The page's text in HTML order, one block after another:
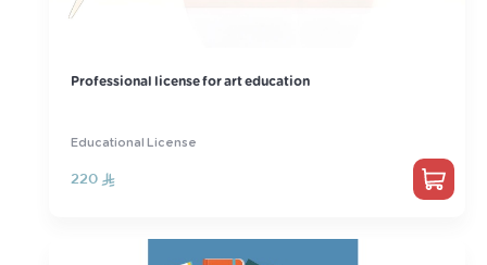
Professional license for art education
Educational License
220